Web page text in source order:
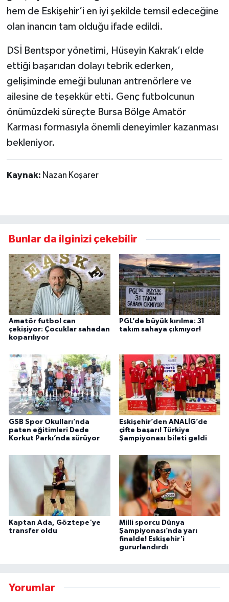
hem de Eskişehir’i en iyi şekilde temsil edeceğine
olan inancın tam olduğu ifade edildi.
DSİ Bentspor yönetimi, Hüseyin Kakrak’ı elde
ettiği başarıdan dolayı tebrik ederken,
gelişiminde emeği bulunan antrenörlere ve
ailesine de teşekkür etti. Genç futbolcunun
önümüzdeki süreçte Bursa Bölge Amatör
Karması formasıyla önemli deneyimler kazanması
bekleniyor.
Kaynak: Nazan Koşarer
Bunlar da ilginizi çekebilir
Amatör futbol can
çekişiyor: Çocuklar sahadan
koparılıyor
PGL’de büyük kırılma: 31
takım sahaya çıkmıyor!
GSB Spor Okulları’nda
paten eğitimleri Dede
Korkut Parkı’nda sürüyor
Eskişehir’den ANALİG’de
çifte başarı! Türkiye
Şampiyonası bileti geldi
Kaptan Ada, Göztepe'ye
transfer oldu
Milli sporcu Dünya
Şampiyonası’nda yarı
finalde! Eskişehir'i
gururlandırdı
Yorumlar